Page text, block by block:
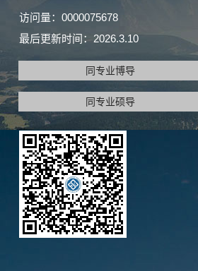
访问量： 0000075678
最后更新时间： 2026.3.10
同专业博导
同专业硕导